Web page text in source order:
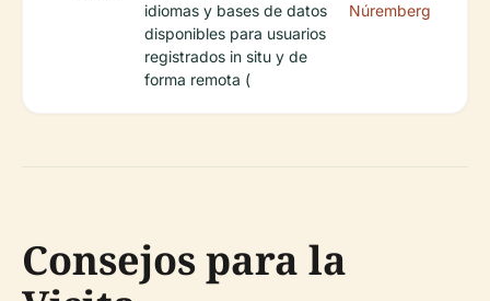
idiomas y bases de datos
disponibles para usuarios
registrados in situ y de
forma remota (
Núremberg
Consejos para la